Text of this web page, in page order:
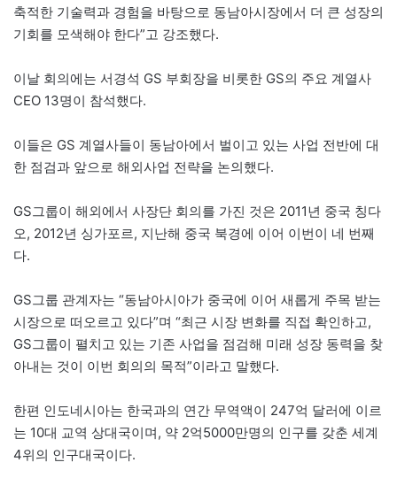
축적한 기술력과 경험을 바탕으로 동남아시장에서 더 큰 성장의
기회를 모색해야 한다”고 강조했다.
이날 회의에는 서경석 GS 부회장을 비롯한 GS의 주요 계열사
CEO 13명이 참석했다.
이들은 GS 계열사들이 동남아에서 벌이고 있는 사업 전반에 대
한 점검과 앞으로 해외사업 전략을 논의했다.
GS그룹이 해외에서 사장단 회의를 가진 것은 2011년 중국 칭다
오, 2012년 싱가포르, 지난해 중국 북경에 이어 이번이 네 번째
다.
GS그룹 관계자는 “동남아시아가 중국에 이어 새롭게 주목 받는
시장으로 떠오르고 있다”며 “최근 시장 변화를 직접 확인하고,
GS그룹이 펼치고 있는 기존 사업을 점검해 미래 성장 동력을 찾
아내는 것이 이번 회의의 목적”이라고 말했다.
한편 인도네시아는 한국과의 연간 무역액이 247억 달러에 이르
는 10대 교역 상대국이며, 약 2억5000만명의 인구를 갖춘 세계
4위의 인구대국이다.